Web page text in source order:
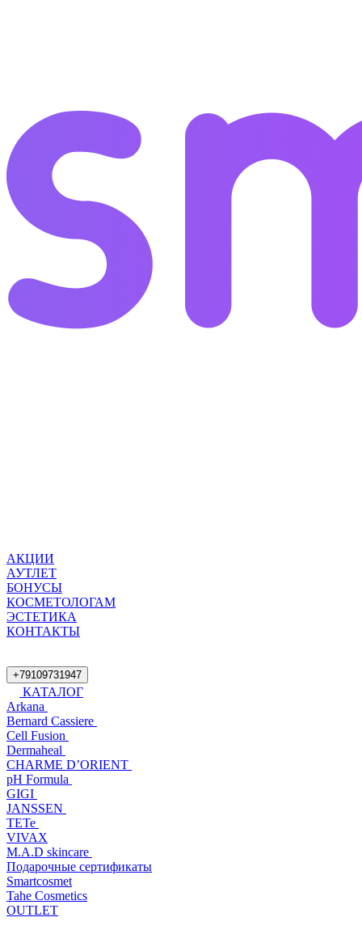
АКЦИИ
АУТЛЕТ
БОНУСЫ
КОСМЕТОЛОГАМ
ЭСТЕТИКА
КОНТАКТЫ
+79109731947
КАТАЛОГ
Arkana
Bernard Cassiere
Cell Fusion
Dermaheal
CHARME D’ORIENT
pH Formula
GIGI
JANSSEN
TETe
VIVAX
M.A.D skincare
Подарочные сертификаты
Smartcosmet
Tahe Cosmetics
OUTLET